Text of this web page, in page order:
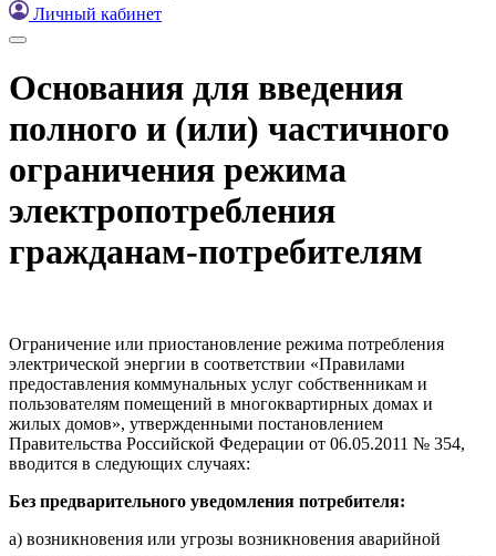
Личный кабинет
Основания для введения
полного и (или) частичного
ограничения режима
электропотребления
гражданам-потребителям
Ограничение или приостановление режима потребления
электрической энергии в соответствии «Правилами
предоставления коммунальных услуг собственникам и
пользователям помещений в многоквартирных домах и
жилых домов», утвержденными постановлением
Правительства Российской Федерации от 06.05.2011 № 354,
вводится в следующих случаях:
Без предварительного уведомления потребителя:
а) возникновения или угрозы возникновения аварийной